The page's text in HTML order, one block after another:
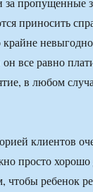
приносить
крайне
он все равно
в любом
клиентов
просто хорошо
чтобы ребенок